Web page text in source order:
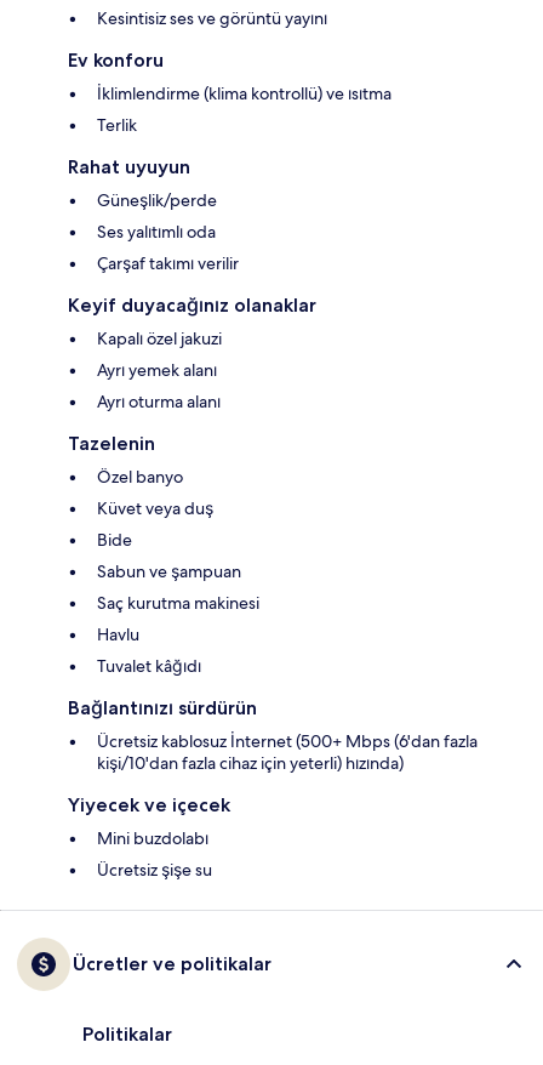
Kesintisiz ses ve görüntü yayını
Ev konforu
İklimlendirme (klima kontrollü) ve ısıtma
Terlik
Rahat uyuyun
Güneşlik/perde
Ses yalıtımlı oda
Çarşaf takımı verilir
Keyif duyacağınız olanaklar
Kapalı özel jakuzi
Ayrı yemek alanı
Ayrı oturma alanı
Tazelenin
Özel banyo
Küvet veya duş
Bide
Sabun ve şampuan
Saç kurutma makinesi
Havlu
Tuvalet kâğıdı
Bağlantınızı sürdürün
Ücretsiz kablosuz İnternet (500+ Mbps (6'dan fazla
kişi/10'dan fazla cihaz için yeterli) hızında)
Yiyecek ve içecek
Mini buzdolabı
Ücretsiz şişe su
Ücretler ve politikalar
Politikalar